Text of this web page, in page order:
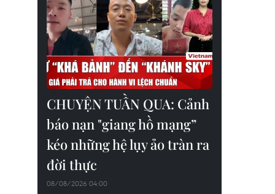
CHUYỆN TUẦN QUA: Cảnh
báo nạn "giang hồ mạng”
kéo những hệ lụy ảo tràn ra
đời thực
08/08/2026 04:00